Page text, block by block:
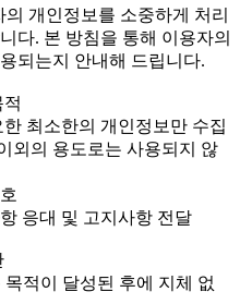
개인정보를 소중하게 처리
다. 본 방침을 통해 이용자의
되는지 안내해 드립니다.
최소한의 개인정보만 수집
외의 용도로는 사용되지 않
응대 및 고지사항 전달
적이 달성된 후에 지체 없